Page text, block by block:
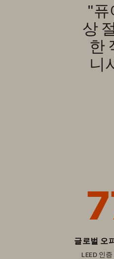
"퓨
상
한
니
글로벌 오
LEED 인